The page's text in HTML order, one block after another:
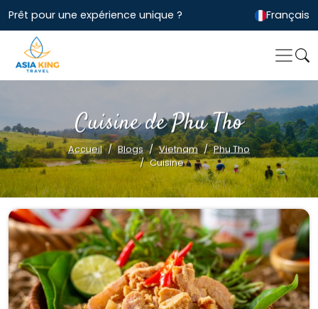
Prêt pour une expérience unique ? Français
Cuisine de Phu Tho
Accueil Blogs Vietnam
Phu Tho
Cuisine